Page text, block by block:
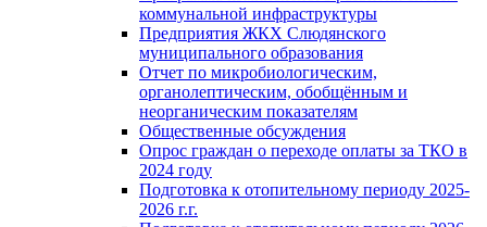
коммунальной инфраструктуры
Предприятия ЖКХ Слюдянского
муниципального образования
Отчет по микробиологическим,
органолептическим, обобщённым и
неорганическим показателям
Общественные обсуждения
Опрос граждан о переходе оплаты за ТКО в
2024 году
Подготовка к отопительному периоду 2025-
2026 г.г.